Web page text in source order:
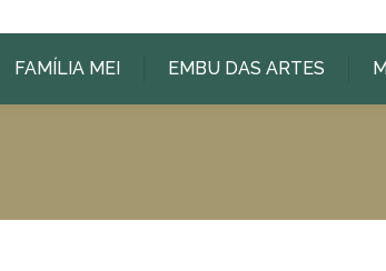
FAMÍLIA MEI EMBU DAS ARTES